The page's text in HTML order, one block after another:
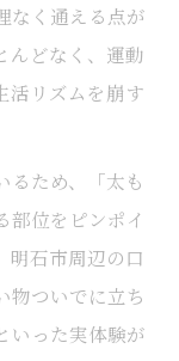
なく通える点が
んどなく、運動
活リズムを崩す
るため、「太も
部位をピンポイ
明石市周辺の口
物ついでに立ち
いった実体験が